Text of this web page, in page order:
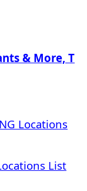
& More, T
Locations
List